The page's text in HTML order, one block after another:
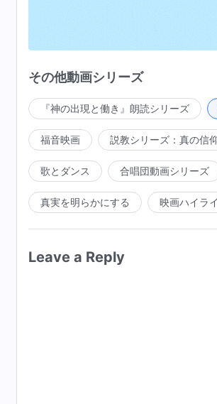
あるいは人に対して働き、人が働
人の才能も生まれながらの素質も
せるために引き出される。聖霊は
いかもしれない。対照的に、受肉
て、人に恩恵を与え、啓発すること
条件を持っていない人もいる。つ
持っていたかもしれないが、最終的
聖霊の働きを持った人すべてが余す
道は完全にされることを目指す道
な人間の協力も正しい人間の追求も
ことになる。聖霊の働きは人には
ることができる。つまり、聖霊の働
その他動画シリーズ
『神の出現と働き』朗読シリーズ
福音映画 説教シリーズ：真の信
歌とダンス 合唱団動画シリーズ
真実を明らかにする 映画ハイラ
Leave a Reply